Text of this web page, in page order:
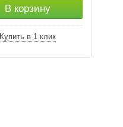
В корзину
Купить в 1 клик